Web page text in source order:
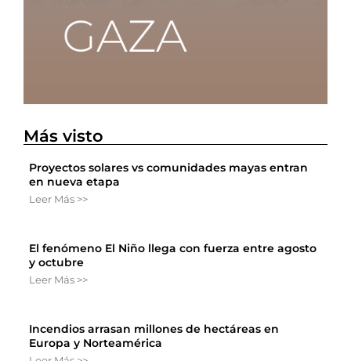
Más visto
Proyectos solares vs comunidades mayas entran
en nueva etapa
Leer Más >>
El fenómeno El Niño llega con fuerza entre agosto
y octubre
Leer Más >>
Incendios arrasan millones de hectáreas en
Europa y Norteamérica